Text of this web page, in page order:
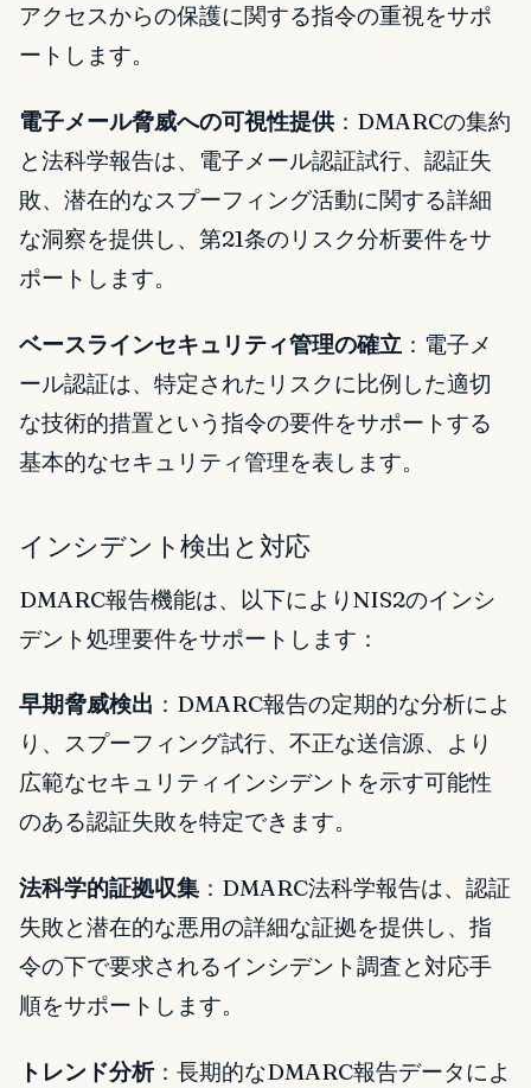
アクセスからの保護に関する指令の重視をサポ
ートします。
電子メール脅威への可視性提供：DMARCの集約
と法科学報告は、電子メール認証試行、認証失
敗、潜在的なスプーフィング活動に関する詳細
な洞察を提供し、第21条のリスク分析要件をサ
ポートします。
ベースラインセキュリティ管理の確立 ：電子メ
ール認証は、特定されたリスクに比例した適切
な技術的措置という指令の要件をサポートする
基本的なセキュリティ管理を表します。
インシデント検出と対応
DMARC報告機能は、以下によりNIS2のインシ
デント処理要件をサポートします：
早期脅威検出 ：DMARC報告の定期的な分析によ
り、スプーフィング試行、不正な送信源、より
広範なセキュリティインシデントを示す可能性
のある認証失敗を特定できます。
法科学的証拠収集 ：DMARC法科学報告は、認証
失敗と潜在的な悪用の詳細な証拠を提供し、指
令の下で要求されるインシデント調査と対応手
順をサポートします。
トレンド分析：長期的なDMARC報告データによ